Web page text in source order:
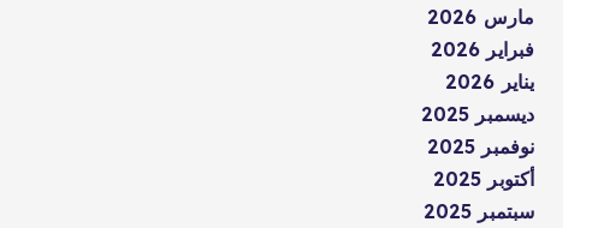
مارس 2026
فبراير 2026
يناير 2026
ديسمبر 2025
نوفمبر 2025
أكتوبر 2025
سبتمبر 2025